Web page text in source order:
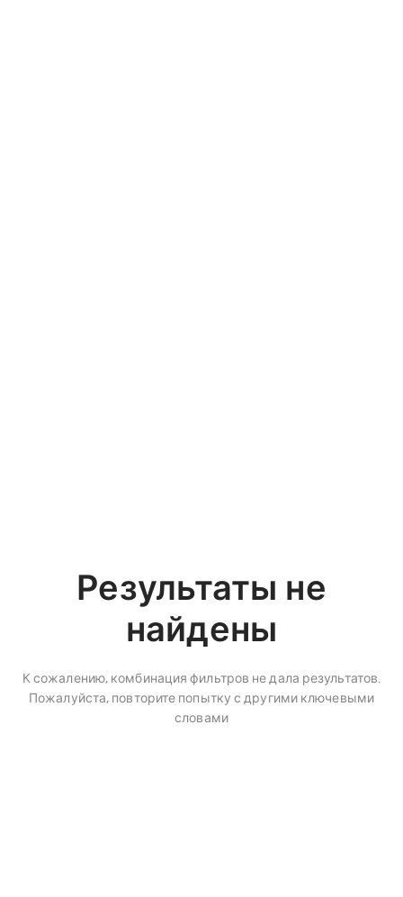
Результаты не
найдены
К сожалению, комбинация фильтров не дала результатов.
Пожалуйста, повторите попытку с другими ключевыми
словами